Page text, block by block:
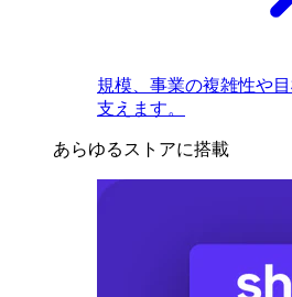
規模、事業の複雑性や
支えます。
あらゆるストアに搭載